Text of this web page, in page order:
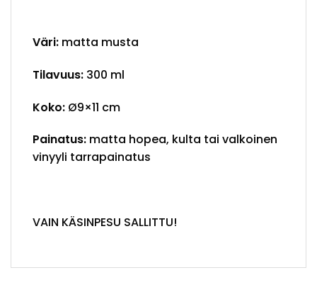
Väri: matta musta
Tilavuus: 300 ml
Koko: Ø9×11 cm
Painatus: matta hopea, kulta tai valkoinen
vinyyli tarrapainatus
VAIN KÄSINPESU SALLITTU!